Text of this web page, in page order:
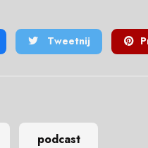
Tweetnij
podcast